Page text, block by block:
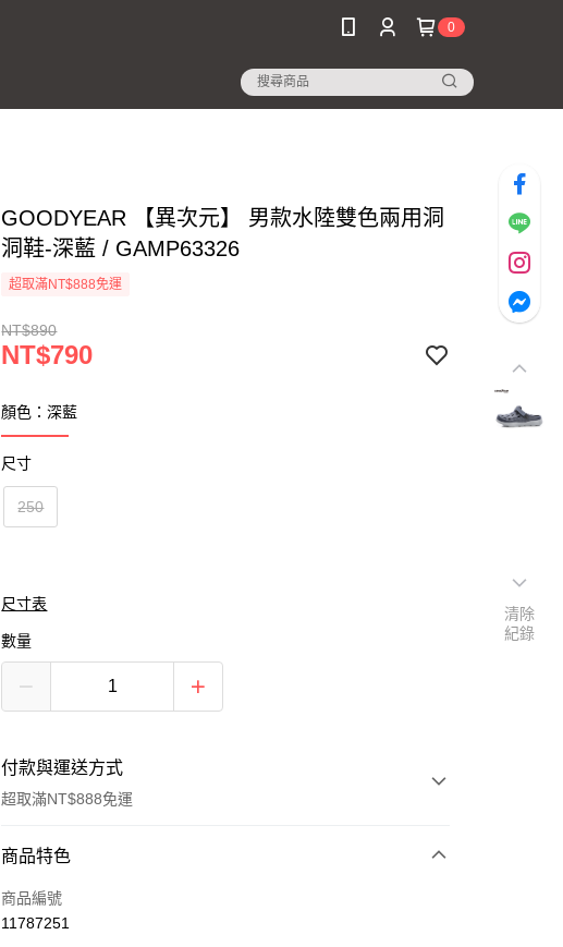
0
GOODYEAR 【異次元】 男款水陸雙色兩用洞
洞鞋-深藍 / GAMP63326
超取滿NT$888免運
NT$890
NT$790
顏色：深藍
尺寸
250
尺寸表
數量
付款與運送方式
超取滿NT$888免運
付款方式
信用卡一次付款
商品特色
商品編號
11787251
清除
紀錄